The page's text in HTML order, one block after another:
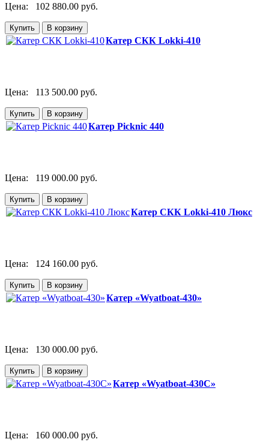
Цена: 102 880.00 руб.
Катер СКК Lokki-410
Цена: 113 500.00 руб.
Катер Picknic 440
Цена: 119 000.00 руб.
Катер СКК Lokki-410 Люкс
Цена: 124 160.00 руб.
Катер «Wyatboat-430»
Цена: 130 000.00 руб.
Катер «Wyatboat-430C»
Цена: 160 000.00 руб.